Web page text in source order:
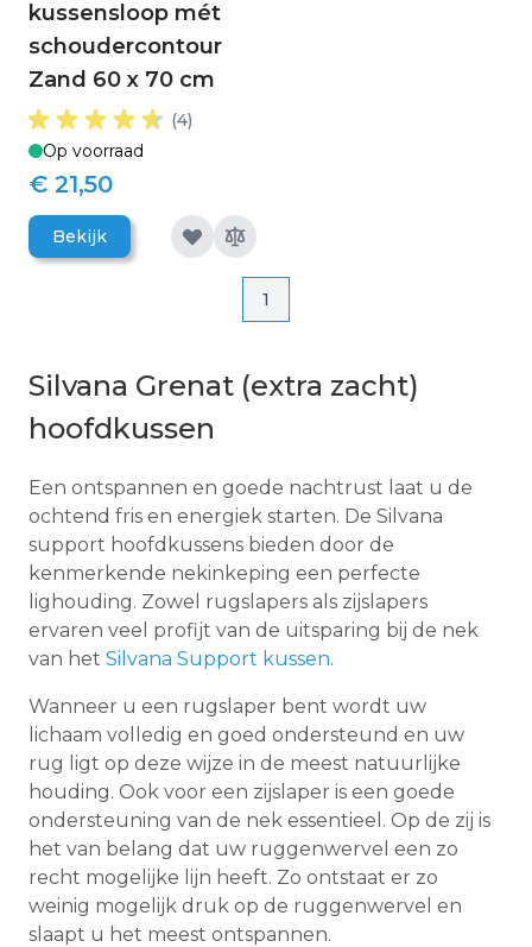
kussensloop mét
schoudercontour
Zand 60 x 70 cm
(4)
Op voorraad
€ 21,50
Bekijk
Pagina
Pagina
1
Silvana Grenat (extra zacht)
hoofdkussen
Een ontspannen en goede nachtrust laat u de
ochtend fris en energiek starten. De Silvana
support hoofdkussens bieden door de
kenmerkende nekinkeping een perfecte
lighouding. Zowel rugslapers als zijslapers
ervaren veel profijt van de uitsparing bij de nek
van het Silvana Support kussen.
Wanneer u een rugslaper bent wordt uw
lichaam volledig en goed ondersteund en uw
rug ligt op deze wijze in de meest natuurlijke
houding. Ook voor een zijslaper is een goede
ondersteuning van de nek essentieel. Op de zij is
het van belang dat uw ruggenwervel een zo
recht mogelijke lijn heeft. Zo ontstaat er zo
weinig mogelijk druk op de ruggenwervel en
slaapt u het meest ontspannen.